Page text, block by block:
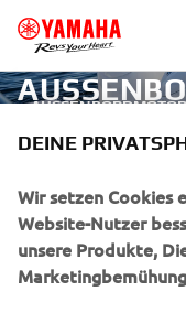
UNTERNEHMEN
B2B
DEINE
Wir setzen Cookies
Website-Nutzer
unsere Produkte,